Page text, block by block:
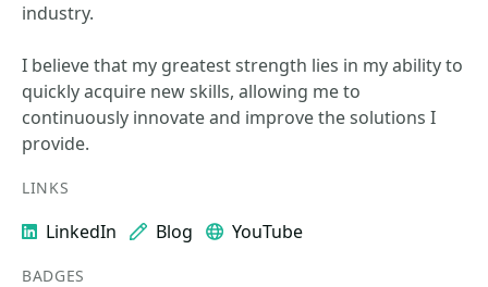
industry.
I believe that my greatest strength lies in my ability to
quickly acquire new skills, allowing me to
continuously innovate and improve the solutions I
provide.
LINKS
LinkedIn Blog YouTube
BADGES